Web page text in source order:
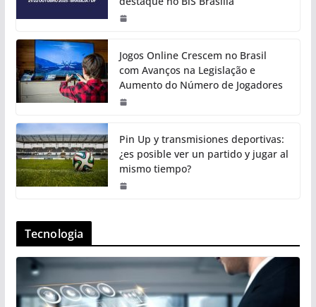
Jogos Online Crescem no Brasil
com Avanços na Legislação e
Aumento do Número de Jogadores
Pin Up y transmisiones deportivas:
¿es posible ver un partido y jugar al
mismo tiempo?
Tecnologia